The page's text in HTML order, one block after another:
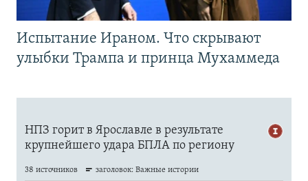
Испытание Ираном. Что скрывают
улыбки Трампа и принца Мухаммеда